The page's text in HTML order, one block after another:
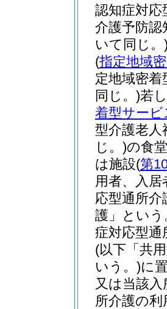
認知症対応
介護予防認
いて同じ。
(指定地域
定地域密
同じ。)若
着型サービ
型介護老人
じ。)の食
は施設(第
用者、入
応型通所介
護」という
症対応型通
(以下「共
いう。)に
又は当該
所介護の利